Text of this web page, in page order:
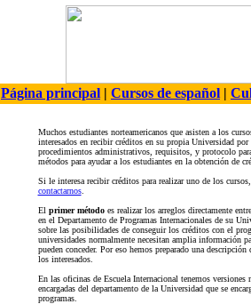
Página principal | Cursos de español |
Muchos estudiantes norteamericanos que asisten a los
interesados en recibir créditos en su propia Universidad
procedimientos administrativos, requisitos, y protocolo
métodos para ayudar a los estudiantes en la obtención de
Si le interesa recibir créditos para realizar uno de los
contactarnos.
El primer métodoes realizar los arreglos directamente
en el Departamento de Programas Internacionales de su
sobre las posibilidades de conseguir los créditos con el
universidades normalmente necesitan amplia información
pueden conceder. Por eso hemos preparado una
los interesados.
En las oficinas de Escuela Internacional tenemos versiones
encargadas del departamento de la Universidad que se
programas.